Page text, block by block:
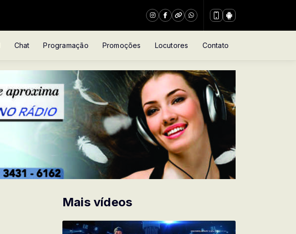
Chat Programação Promoções Locutores Contato
Mais vídeos